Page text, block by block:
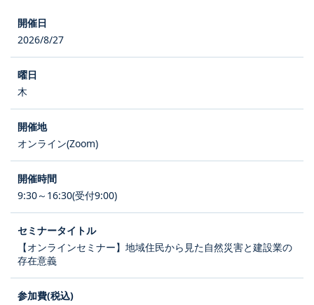
2026/8/27
木
オンライン(Zoom)
9:30～16:30(受付9:00)
【オンラインセミナー】地域住民から見た自然災害と建設業の
存在意義